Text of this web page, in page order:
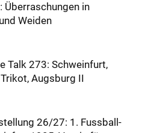
Überraschungen in
Weiden
Talk 273: Schweinfurt,
Augsburg II
26/27: 1. Fussball-